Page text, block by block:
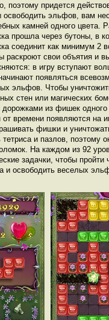
поэтому придется
освободить эльфов, вам
камней одного цвета.
прошла через бутоны, в
соединит как минимум 2
раскроют свои объятия и
в игру вступают
появляться
эльфов. Чтобы
стен или магических
дорожками из фишек
от времени появляются на
фишки и
тетриса и пазлов, поэтому
На каждом из 92
задачки, чтобы
и освободить веселых